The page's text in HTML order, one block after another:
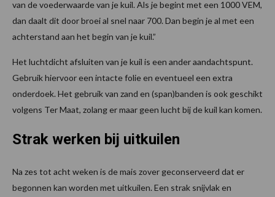
van de voederwaarde van je kuil. Als je begint met een 1000 VEM,
dan daalt dit door broei al snel naar 700. Dan begin je al met een
achterstand aan het begin van je kuil.”
Het luchtdicht afsluiten van je kuil is een ander aandachtspunt.
Gebruik hiervoor een intacte folie en eventueel een extra
onderdoek. Het gebruik van zand en (span)banden is ook geschikt
volgens Ter Maat, zolang er maar geen lucht bij de kuil kan komen.
Strak werken bij uitkuilen
Na zes tot acht weken is de mais zover geconserveerd dat er
begonnen kan worden met uitkuilen. Een strak snijvlak en